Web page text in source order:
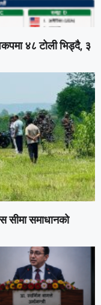
४८ टोली भिड्दै, ३
सीमा समाधानको